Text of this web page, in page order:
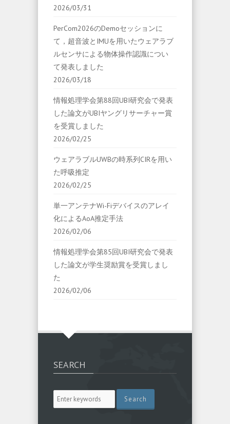
2026/03/31
PerCom2026のDemoセッションに
て，超音波とIMUを用いたウェアラブ
ルセンサによる物体操作認識につい
て発表しました
2026/03/18
情報処理学会第88回UBI研究会で発表
した論文がUBIヤングリサーチャー賞
を受賞しました
2026/02/25
ウェアラブルUWBの時系列CIRを用い
た呼吸推定
2026/02/25
単一アンテナWi-Fiデバイスのアレイ
化によるAoA推定手法
2026/02/06
情報処理学会第85回UBI研究会で発表
した論文が学生奨励賞を受賞しまし
た
2026/02/06
SEARCH